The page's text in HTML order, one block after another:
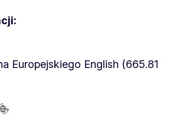
Europejskiego English (665.81